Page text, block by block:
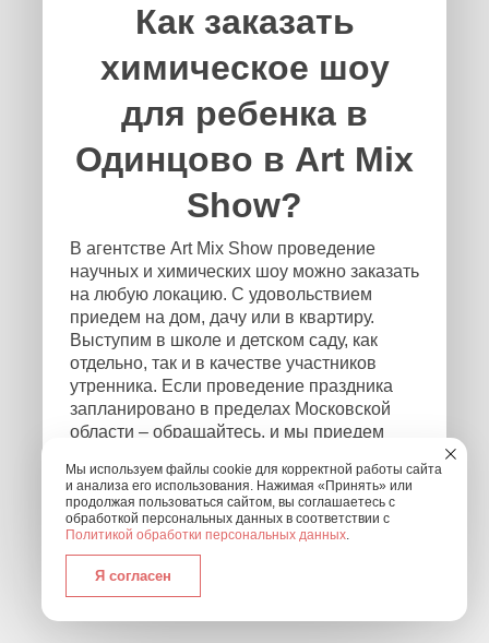
Как заказать
химическое шоу
для ребенка в
Одинцово в Art Mix
Show?
В агентстве Art Mix Show проведение
научных и химических шоу можно заказать
на любую локацию. С удовольствием
приедем на дом, дачу или в квартиру.
Выступим в школе и детском саду, как
отдельно, так и в качестве участников
утренника. Если проведение праздника
запланировано в пределах Московской
области – обращайтесь, и мы приедем
будет проходить мероприятие! Чтобы
связаться с нами, оставьте заявку на
обратный звонок или позвоните нам по
номеру: +7 (495) 877-30-01.
Мы используем файлы cookie для корректной работы сайта
и анализа его использования. Нажимая «Принять» или
продолжая пользоваться сайтом, вы соглашаетесь с
обработкой персональных данных в соответствии с
Политикой обработки персональных данных.
Я согласен